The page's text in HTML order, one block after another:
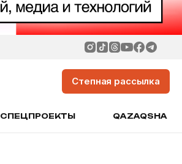
Степная рассылка
СПЕЦПРОЕКТЫ QAZAQSHA